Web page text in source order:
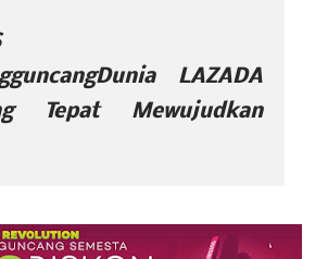
LAZADA
Tepat Mewujudkan